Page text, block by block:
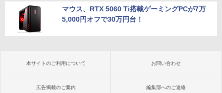
マウス、RTX 5060 Ti搭載ゲーミングPCが7万
5,000円オフで30万円台！
本サイトのご利用について お問い合わせ
広告掲載のご案内 編集部へのご連絡